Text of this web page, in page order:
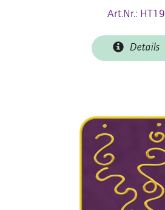
Art.Nr.: HT19
Details